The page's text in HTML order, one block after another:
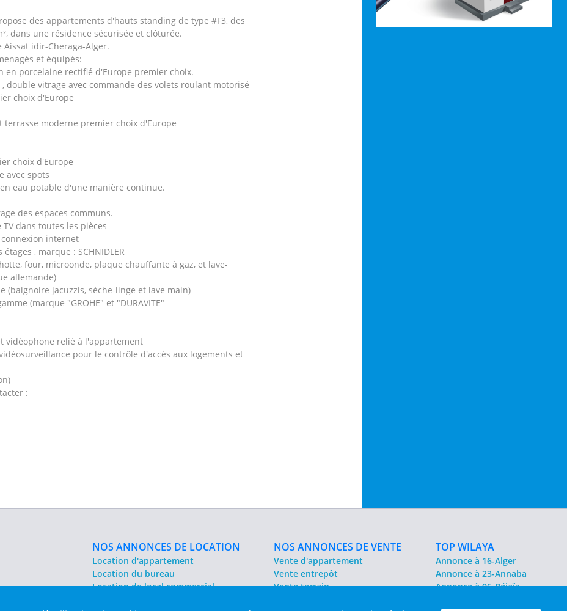
des appartements d'hauts standing de type #F3, des
dans une résidence sécurisée et clôturée.
Aissat idir-Cheraga-Alger.
et équipés:
porcelaine rectifié d'Europe premier choix.
double vitrage avec commande des volets roulant motorisé
choix d'Europe
moderne premier choix d'Europe
choix d'Europe
avec spots
eau potable d'une manière continue.
des espaces communs.
dans toutes les pièces
internet
, marque : SCHNIDLER
four, microonde, plaque chauffante à gaz, et lave-
allemande)
(baignoire jacuzzis, sèche-linge et lave main)
(marque "GROHE" et "DURAVITE"
vidéophone relié à l'appartement
pour le contrôle d'accès aux logements et
:
NOS ANNONCES DE LOCATION
Location d'appartement
Location du bureau
Location de local commercial
NOS ANNONCES DE VENTE
Vente d'appartement
Vente entrepôt
Vente terrain
TOP WILAYA
Annonce à 16-Alger
Annonce à 23-Annaba
Annonce à 06-Béjaïa